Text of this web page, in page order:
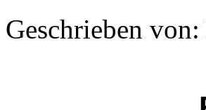
Geschrieben